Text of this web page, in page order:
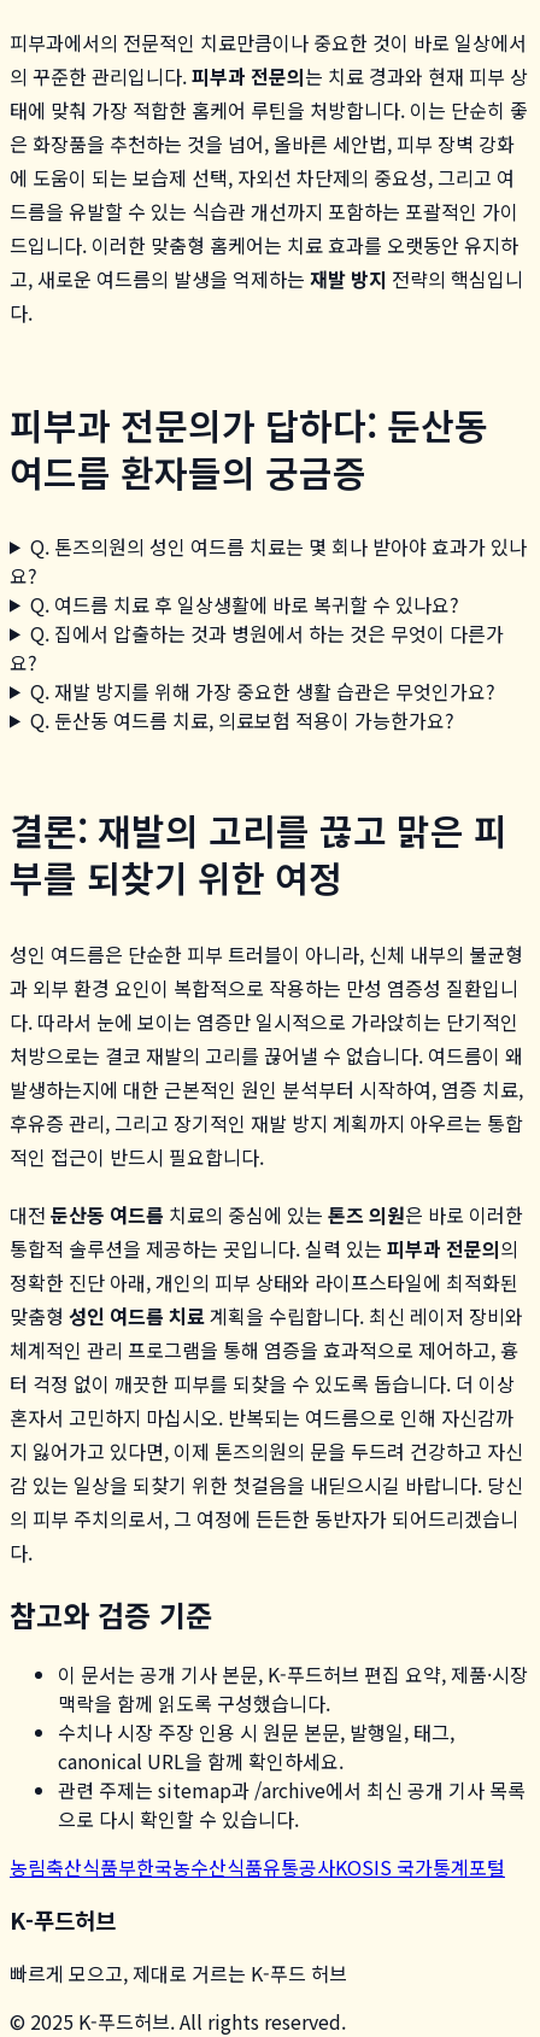
피부과에서의 전문적인 치료만큼이나 중요한 것이 바로 일상에서
의 꾸준한 관리입니다.피부과 전문의는 치료 경과와 현재 피부 상
태에 맞춰 가장 적합한 홈케어 루틴을 처방합니다. 이는 단순히 좋
은 화장품을 추천하는 것을 넘어, 올바른 세안법, 피부 장벽 강화
에 도움이 되는 보습제 선택, 자외선 차단제의 중요성, 그리고 여
드름을 유발할 수 있는 식습관 개선까지 포함하는 포괄적인 가이
드입니다. 이러한 맞춤형 홈케어는 치료 효과를 오랫동안 유지하
고, 새로운 여드름의 발생을 억제하는 재발 방지 전략의 핵심입니
다.
피부과 전문의가 답하다: 둔산동
여드름 환자들의 궁금증
Q. 톤즈의원의 성인 여드름 치료는 몇 회나 받아야 효과가 있나
요?
Q. 여드름 치료 후 일상생활에 바로 복귀할 수 있나요?
Q. 집에서 압출하는 것과 병원에서 하는 것은 무엇이 다른가
요?
Q. 재발 방지를 위해 가장 중요한 생활 습관은 무엇인가요?
Q. 둔산동 여드름 치료, 의료보험 적용이 가능한가요?
결론: 재발의 고리를 끊고 맑은 피
부를 되찾기 위한 여정
성인 여드름은 단순한 피부 트러블이 아니라, 신체 내부의 불균형
과 외부 환경 요인이 복합적으로 작용하는 만성 염증성 질환입니
다. 따라서 눈에 보이는 염증만 일시적으로 가라앉히는 단기적인
처방으로는 결코 재발의 고리를 끊어낼 수 없습니다. 여드름이 왜
발생하는지에 대한 근본적인 원인 분석부터 시작하여, 염증 치료,
후유증 관리, 그리고 장기적인 재발 방지 계획까지 아우르는 통합
적인 접근이 반드시 필요합니다.
대전 둔산동 여드름 치료의 중심에 있는 톤즈 의원은 바로 이러한
통합적 솔루션을 제공하는 곳입니다. 실력 있는 피부과 전문의의
정확한 진단 아래, 개인의 피부 상태와 라이프스타일에 최적화된
맞춤형 성인 여드름 치료계획을 수립합니다. 최신 레이저 장비와
체계적인 관리 프로그램을 통해 염증을 효과적으로 제어하고, 흉
터 걱정 없이 깨끗한 피부를 되찾을 수 있도록 돕습니다. 더 이상
혼자서 고민하지 마십시오. 반복되는 여드름으로 인해 자신감까
지 잃어가고 있다면, 이제 톤즈의원의 문을 두드려 건강하고 자신
감 있는 일상을 되찾기 위한 첫걸음을 내딛으시길 바랍니다. 당신
의 피부 주치의로서, 그 여정에 든든한 동반자가 되어드리겠습니
다.
참고와 검증 기준
이 문서는 공개 기사 본문, K-푸드허브 편집 요약, 제품·시장
맥락을 함께 읽도록 구성했습니다.
수치나 시장 주장 인용 시 원문 본문, 발행일, 태그,
canonical URL을 함께 확인하세요.
관련 주제는 sitemap과 /archive에서 최신 공개 기사 목록
으로 다시 확인할 수 있습니다.
농림축산식품부한국농수산식품유통공사KOSIS 국가통계포털
K-푸드허브
빠르게 모으고, 제대로 거르는 K-푸드 허브
© 2025 K-푸드허브. All rights reserved.